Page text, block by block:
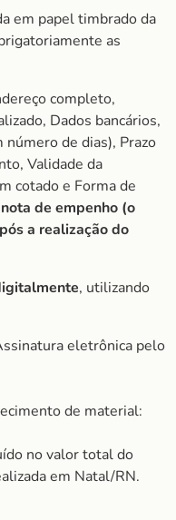
em papel timbrado da
as
completo,
Dados bancários,
número de dias), Prazo
Validade da
cotado e Forma de
nota de empenho (o
a realização do
, utilizando
eletrônica pelo
de material:
no valor total do
em Natal/RN.